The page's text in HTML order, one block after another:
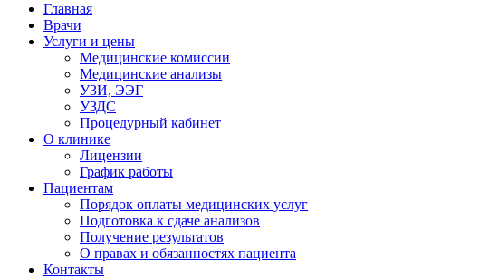
Главная
Врачи
Услуги и цены
Медицинские комиссии
Медицинские анализы
УЗИ, ЭЭГ
УЗДС
Процедурный кабинет
О клинике
Лицензии
График работы
Пациентам
Порядок оплаты медицинских услуг
Подготовка к сдаче анализов
Получение результатов
О правах и обязанностях пациента
Контакты